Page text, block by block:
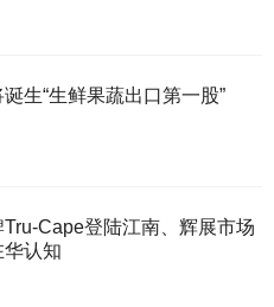
生“生鲜果蔬出口第一股”
Cape登陆江南、辉展市场
华认知